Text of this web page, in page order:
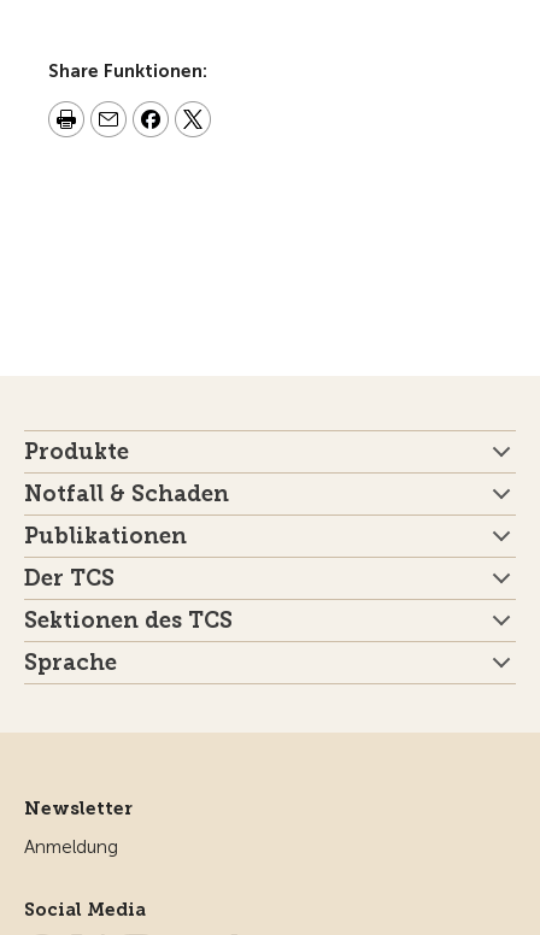
Share Funktionen:
Produkte
Notfall & Schaden
Publikationen
Der TCS
Sektionen des TCS
Sprache
Newsletter
Anmeldung
Social Media